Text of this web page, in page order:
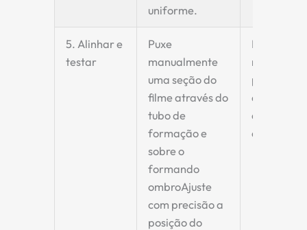
uniforme.
5. Alinhar e
testar
Puxe
manualmente
uma seção do
filme através do
tubo de
formaçãoe
sobre o
formando
ombroAjuste
com precisão a
posição do
Esta é a
mais
para
a
de sacos
qualidade.